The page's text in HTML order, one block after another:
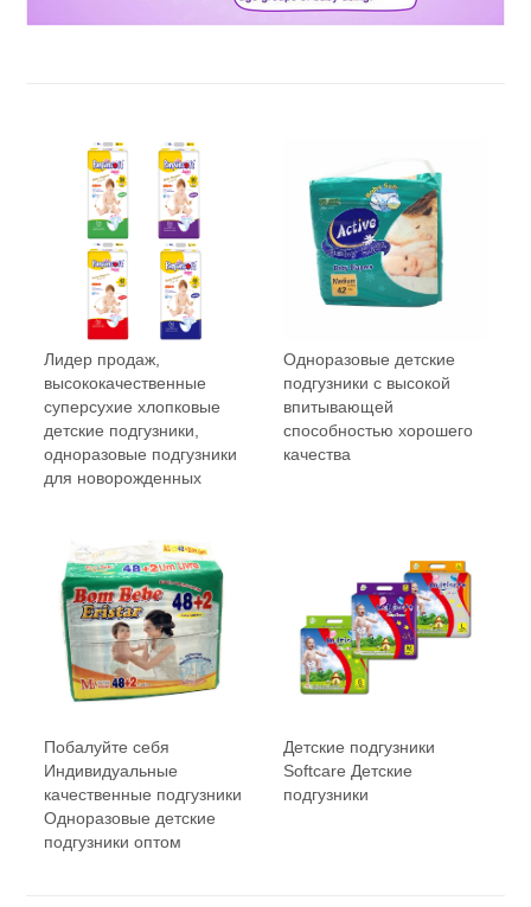
Лидер продаж,
высококачественные
суперсухие хлопковые
детские подгузники,
одноразовые подгузники
для новорожденных
Одноразовые детские
подгузники с высокой
впитывающей
способностью хорошего
качества
Побалуйте себя
Индивидуальные
качественные подгузники
Одноразовые детские
подгузники оптом
Детские подгузники
Softcare Детские
подгузники